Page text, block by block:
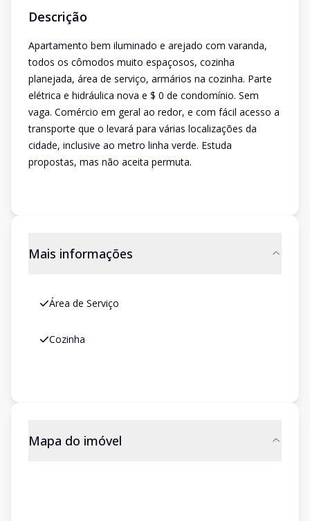
Descrição
Apartamento bem iluminado e arejado com varanda,
todos os cômodos muito espaçosos, cozinha
planejada, área de serviço, armários na cozinha. Parte
elétrica e hidráulica nova e $ 0 de condomínio. Sem
vaga. Comércio em geral ao redor, e com fácil acesso a
transporte que o levará para várias localizações da
cidade, inclusive ao metro linha verde. Estuda
propostas, mas não aceita permuta.
Mais informações
Área de Serviço
Cozinha
Mapa do imóvel